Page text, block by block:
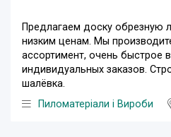
Предлагаем доску обрезную
низким ценам. Мы
ассортимент, очень быстрое
индивидуальных заказов.
шалёвка.
Пиломатеріали і Вироби